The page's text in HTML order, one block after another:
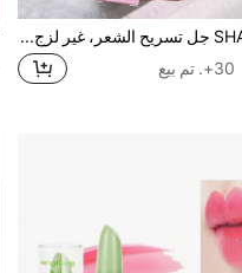
SHAQINUO جل تسريح الشعر، غير لزج وثابت للشعر للنساء
30+. تم بيع